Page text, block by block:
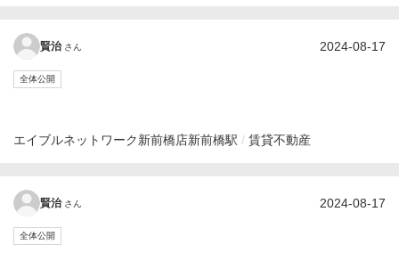
賢治 さん 2024-08-17
全体公開
エイブルネットワーク新前橋店新前橋駅 賃貸不動産
賢治 さん 2024-08-17
全体公開